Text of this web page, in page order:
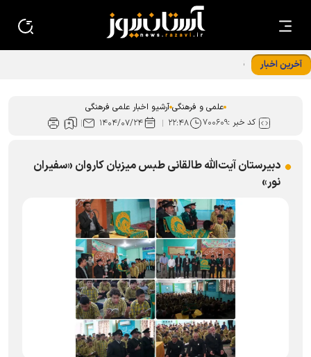
آخرین اخبار قسمت چهارم مجموعه مادر، معمار آرامش خانواده منتشر شد
علمی و فرهنگی آرشیو اخبار علمی فرهنگی
کد خبر :۷۰۰۶۰۹ ۲۲:۴۸ ۱۴۰۴/۰۷/۲۴
دبیرستان آیت‌الله طالقانی طبس میزبان کاروان «سفیران
نور»